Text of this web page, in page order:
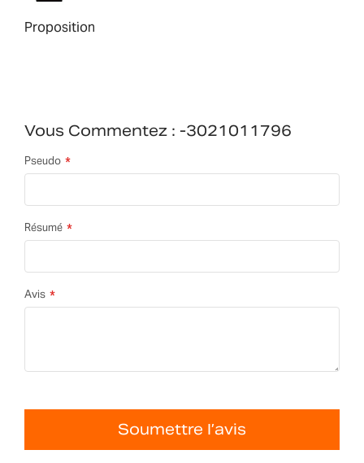
Proposition
Vous Commentez : -3021011796
Pseudo
Résumé
Avis
Soumettre l’avis